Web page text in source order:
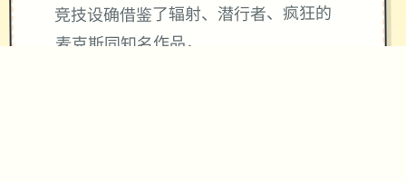
竞技设确借鉴了辐射、潜行者、疯狂的
麦克斯同知名作品，